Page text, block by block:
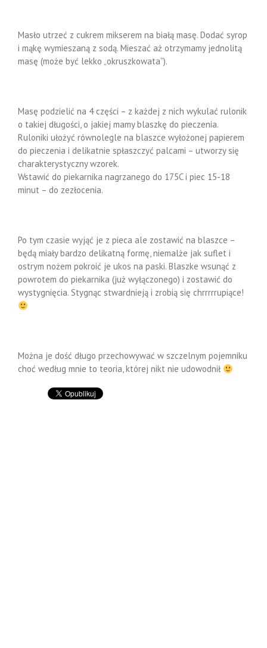
Masło utrzeć z cukrem mikserem na białą masę. Dodać syrop
i mąkę wymieszaną z sodą. Mieszać aż otrzymamy jednolitą
masę (może być lekko „okruszkowata”).
Masę podzielić na 4 części – z każdej z nich wykulać rulonik
o takiej długości, o jakiej mamy blaszkę do pieczenia.
Ruloniki ułożyć równolegle na blaszce wyłożonej papierem
do pieczenia i delikatnie spłaszczyć palcami – utworzy się
charakterystyczny wzorek.
Wstawić do piekarnika nagrzanego do 175C i piec 15-18
minut – do zezłocenia.
Po tym czasie wyjąć je z pieca ale zostawić na blaszce –
będą miały bardzo delikatną formę, niemalże jak suflet i
ostrym nożem pokroić je ukos na paski. Blaszke wsunąć z
powrotem do piekarnika (już wyłączonego) i zostawić do
wystygnięcia. Stygnąc stwardnieją i zrobią się chrrrrrupiące!
Można je dość długo przechowywać w szczelnym pojemniku
choć według mnie to teoria, której nikt nie udowodnił